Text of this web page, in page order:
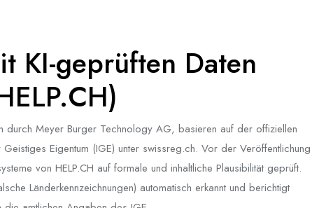
KI-geprüften Daten
durch Meyer Burger Technology AG, basieren auf der offiziellen
Eigentum (IGE) unter swissreg.ch. Vor der Veröffentlichung
von HELP.CH auf formale und inhaltliche Plausibilität geprüft.
Länderkennzeichnungen) automatisch erkannt und berichtigt